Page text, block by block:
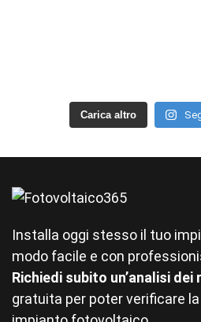
Carica altro
Installa oggi stesso il tuo
modo facile e con
Richiedi subito un’analisi dei
gratuita per poter verificare